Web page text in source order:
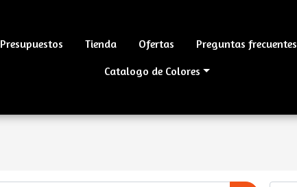
Presupuestos Tienda Ofertas Preguntas frecuentes
Catalogo de Colores